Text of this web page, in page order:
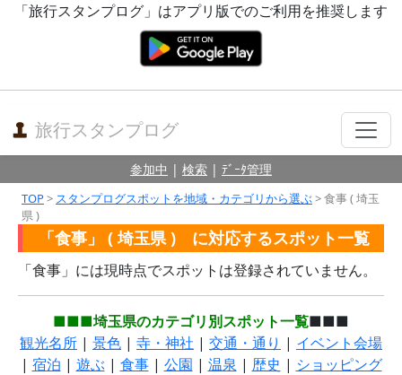
「旅行スタンプログ」はアプリ版でのご利用を推奨します
旅行スタンプログ
参加中 | 検索 | ﾃﾞｰﾀ管理
TOP> スタンプログスポットを地域・カテゴリから選ぶ> 食事 ( 埼玉
県 )
「食事」 ( 埼玉県 ) に対応するスポット一覧
「食事」には現時点でスポットは登録されていません。
■■■埼玉県のカテゴリ別スポット一覧■■■
観光名所 | 景色 | 寺・神社 | 交通・通り | イベント会場
| 宿泊 | 遊ぶ| 食事| 公園 | 温泉 | 歴史 | ショッピング